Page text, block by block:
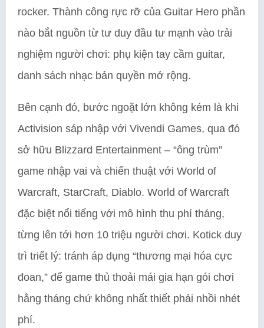
rocker. Thành công rực rỡ của Guitar Hero phần
nào bắt nguồn từ tư duy đầu tư mạnh vào trải
nghiệm người chơi: phụ kiện tay cầm guitar,
danh sách nhạc bản quyền mở rộng.
Bên cạnh đó, bước ngoặt lớn không kém là khi
Activision sáp nhập với Vivendi Games, qua đó
sở hữu Blizzard Entertainment – “ông trùm”
game nhập vai và chiến thuật với World of
Warcraft, StarCraft, Diablo. World of Warcraft
đặc biệt nổi tiếng với mô hình thu phí tháng,
từng lên tới hơn 10 triệu người chơi. Kotick duy
trì triết lý: tránh áp dụng “thương mại hóa cực
đoan,” để game thủ thoải mái gia hạn gói chơi
hằng tháng chứ không nhất thiết phải nhồi nhét
phí.